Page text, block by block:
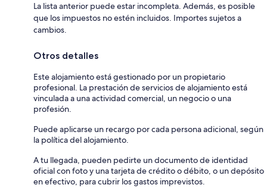
La lista anterior puede estar incompleta. Además, es posible
que los impuestos no estén incluidos. Importes sujetos a
cambios.
Otros detalles
Este alojamiento está gestionado por un propietario
profesional. La prestación de servicios de alojamiento está
vinculada a una actividad comercial, un negocio o una
profesión.
Puede aplicarse un recargo por cada persona adicional, según
la política del alojamiento.
A tu llegada, pueden pedirte un documento de identidad
oficial con foto y una tarjeta de crédito o débito, o un depósito
en efectivo, para cubrir los gastos imprevistos.